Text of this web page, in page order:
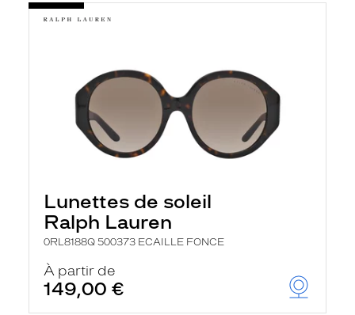
Lunettes de soleil
Ralph Lauren
0RL8188Q 500373 ECAILLE FONCE
À partir de
149,00 €